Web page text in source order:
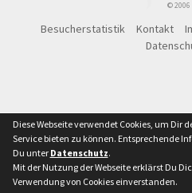
© 2006
Besucherstatistik Kontakt
Diese Webseite verwendet Cookies, um Dir
Service bieten zu können. Entsprechende
Du unter Datenschutz.
Mit der Nutzung der Webseite erklärst Du
Verwendung von Cookies einverstanden.